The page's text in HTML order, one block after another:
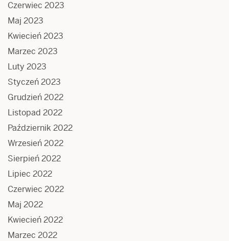
Czerwiec 2023
Maj 2023
Kwiecień 2023
Marzec 2023
Luty 2023
Styczeń 2023
Grudzień 2022
Listopad 2022
Październik 2022
Wrzesień 2022
Sierpień 2022
Lipiec 2022
Czerwiec 2022
Maj 2022
Kwiecień 2022
Marzec 2022